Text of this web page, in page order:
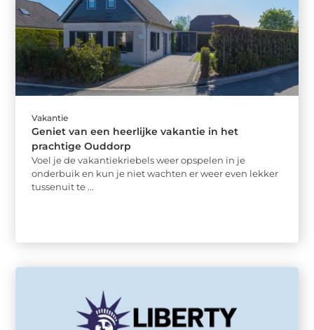
Vakantie
Geniet van een heerlijke vakantie in het
prachtige Ouddorp
Voel je de vakantiekriebels weer opspelen in je
onderbuik en kun je niet wachten er weer even lekker
tussenuit te ...